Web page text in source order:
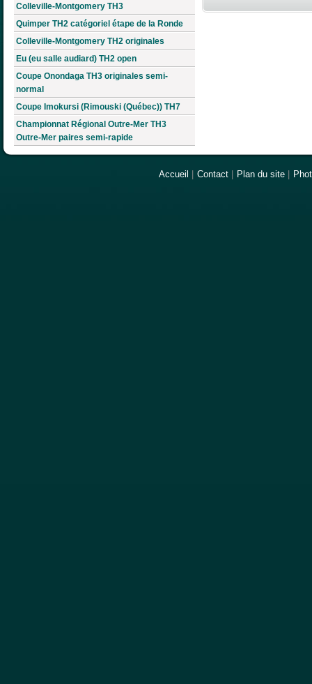
Colleville-Montgomery TH3
Quimper TH2 catégoriel étape de la Ronde
Colleville-Montgomery TH2 originales
Eu (eu salle audiard) TH2 open
Coupe Onondaga TH3 originales semi-
normal
Coupe Imokursi (Rimouski (Québec)) TH7
Championnat Régional Outre-Mer TH3
Outre-Mer paires semi-rapide
Accueil Contact Plan du site